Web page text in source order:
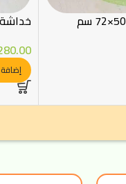
خداشة